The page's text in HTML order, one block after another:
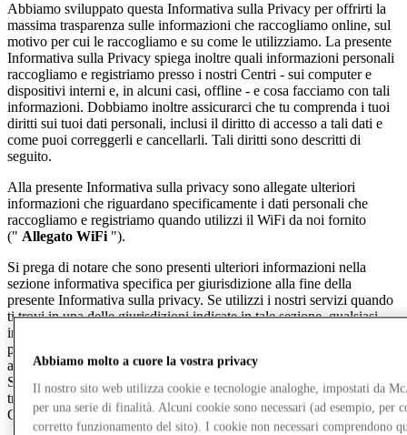
Abbiamo sviluppato questa Informativa sulla Privacy per offrirti la
massima trasparenza sulle informazioni che raccogliamo online, sul
motivo per cui le raccogliamo e su come le utilizziamo. La presente
Informativa sulla Privacy spiega inoltre quali informazioni personali
raccogliamo e registriamo presso i nostri Centri - sui computer e
dispositivi interni e, in alcuni casi, offline - e cosa facciamo con tali
informazioni. Dobbiamo inoltre assicurarci che tu comprenda i tuoi
diritti sui tuoi dati personali, inclusi il diritto di accesso a tali dati e
come puoi correggerli e cancellarli. Tali diritti sono descritti di
seguito.
Alla presente Informativa sulla privacy sono allegate ulteriori
informazioni che riguardano specificamente i dati personali che
raccogliamo e registriamo quando utilizzi il WiFi da noi fornito
(" Allegato WiFi ").
Si prega di notare che sono presenti ulteriori informazioni nella
sezione informativa specifica per giurisdizione alla fine della
presente Informativa sulla privacy. Se utilizzi i nostri servizi quando
ti trovi in una delle giurisdizioni indicate in tale sezione, qualsiasi
informazione nella sezione relativa alla tua giurisdizione avrà la
precedenza su qualsiasi informazione contrastante presente nelle
altre parti della presente Informativa sulla privacy. Se ti trovi nello
Spazio economico europeo ("
SEE
"), il GDPR si applica al
trattamento dei tuoi dati personali. Se ti trovi nel Regno Unito, il
GDPR del Regno Unito si applica ai tuoi dati personali.
Abbiamo molto a cuore la vostra privacy
Il nostro sito web utilizza cookie e tecnologie analoghe, impostati da
per una serie di finalità. Alcuni cookie sono necessari (ad esempio, per
corretto funzionamento del sito). I cookie non necessari comprendono